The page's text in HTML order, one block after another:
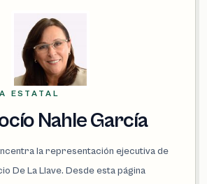
ESTATAL
Nahle García
la representación ejecutiva de
De La Llave. Desde esta página